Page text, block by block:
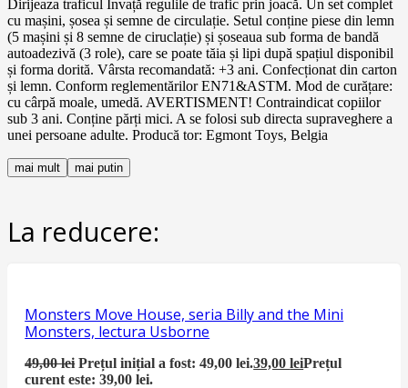
Dirijeaza traficul Învață regulile de trafic prin joacă. Un set complet
cu mașini, șosea și semne de circulație. Setul conține piese din lemn
(5 mașini și 8 semne de ciruclație) și șoseaua sub forma de bandă
autoadezivă (3 role), care se poate tăia și lipi după spațiul disponibil
și forma dorită. Vârsta recomandată: +3 ani. Confecționat din carton
și lemn. Conform reglementărilor EN71&ASTM. Mod de curățare:
cu cârpă moale, umedă. AVERTISMENT! Contraindicat copiilor
sub 3 ani. Conține părți mici. A se folosi sub directa supraveghere a
unei persoane adulte. Producă tor: Egmont Toys, Belgia
mai mult mai putin
La reducere:
Monsters Move House, seria Billy and the Mini
Monsters, lectura Usborne
49,00lei Prețul inițial a fost: 49,00 lei.39,00leiPrețul
curent este: 39,00 lei.